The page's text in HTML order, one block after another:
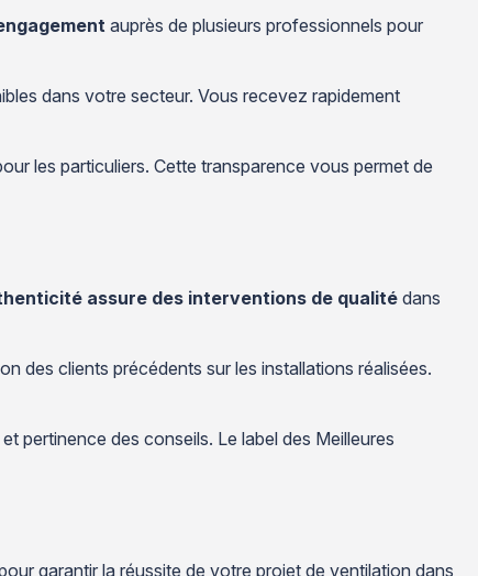
auprès de plusieurs professionnels pour
dans votre secteur. Vous recevez rapidement
les particuliers. Cette transparence vous permet de
assure des interventions de qualité dans
des clients précédents sur les installations réalisées.
pertinence des conseils. Le label des Meilleures
garantir la réussite de votre projet de ventilation dans